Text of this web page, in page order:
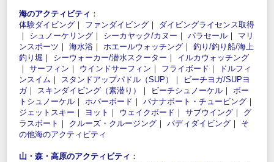
海のアクティビティ ：
体験ダイビング ｜ ファンダイビング ｜ ダイビングライセンス取得
｜ シュノーケリング ｜ シーカヤック/カヌー ｜ パラセール ｜ マリ
ンスポーツ ｜ 海水浴 ｜ ホエールウォッチング ｜ 釣り/釣り船/海上
釣り堀 ｜ シーウォーカー/潜水スクーター ｜ イルカウォッチング
｜ サーフィン ｜ ウインドサーフィン ｜ フライボード ｜
ドルフィ
ンスイム ｜ スタンドアップパドル（SUP） ｜
ビーチヨガ/SUPヨ
ガ｜ スキンダイビング（素潜り） ｜ ビーチシュノーケル ｜ ボー
トシュノーケル ｜ ホバーボード ｜ バナナボート・チュービング ｜
ジェットスキー ｜ ヨット ｜ ウェイクボード ｜ サブウイング ｜ グ
ラスボート ｜ クルーズ・クルージング ｜ バディダイビング ｜ そ
の他海のアクティビティ
山・森・高原のアクティビティ ：